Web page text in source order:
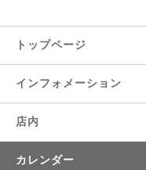
トップページ
インフォメーション
店内
カレンダー